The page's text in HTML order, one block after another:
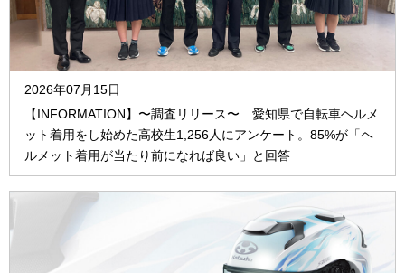
2026年07月15日
【INFORMATION】〜調査リリース〜 愛知県で自転車ヘルメ
ット着用をし始めた高校生1,256人にアンケート。85%が「ヘ
ルメット着用が当たり前になれば良い」と回答